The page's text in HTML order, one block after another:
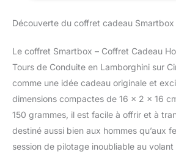
sur circuit
cadeau
catalogue
hôtels,
soins bien-
chèque
indication
permettant
destinataire
Découverte du coffret cadeau Smartbox
Le coffret Smartbox – Coffret Cadeau
Tours de Conduite en Lamborghini sur
comme une idée cadeau originale et
dimensions compactes de 16 x 2 x 16
150 grammes, il est facile à offrir et à
destiné aussi bien aux hommes qu’aux
session de pilotage inoubliable au volant